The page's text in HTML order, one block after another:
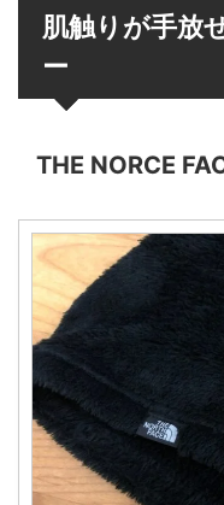
肌触りが手放
ー
THE NORCE